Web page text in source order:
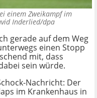
einem Zweikampf im
Inderlied/dpa
gerade auf dem Weg
einen Stopp
mit, dass
sein würde.
Nachricht: Der
im Krankenhaus in